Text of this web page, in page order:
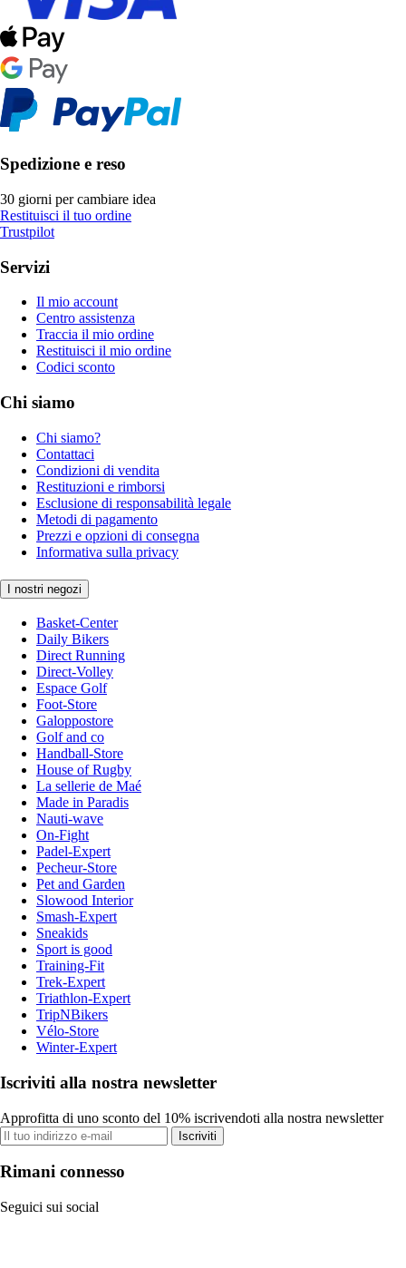
Spedizione e reso
30 giorni per cambiare idea
Restituisci il tuo ordine
Trustpilot
Servizi
Il mio account
Centro assistenza
Traccia il mio ordine
Restituisci il mio ordine
Codici sconto
Chi siamo
Chi siamo?
Contattaci
Condizioni di vendita
Restituzioni e rimborsi
Esclusione di responsabilità legale
Metodi di pagamento
Prezzi e opzioni di consegna
Informativa sulla privacy
I nostri negozi
Basket-Center
Daily Bikers
Direct Running
Direct-Volley
Espace Golf
Foot-Store
Galoppostore
Golf and co
Handball-Store
House of Rugby
La sellerie de Maé
Made in Paradis
Nauti-wave
On-Fight
Padel-Expert
Pecheur-Store
Pet and Garden
Slowood Interior
Smash-Expert
Sneakids
Sport is good
Training-Fit
Trek-Expert
Triathlon-Expert
TripNBikers
Vélo-Store
Winter-Expert
Iscriviti alla nostra newsletter
Approfitta di uno sconto del 10% iscrivendoti alla nostra newsletter
Iscriviti
Rimani connesso
Seguici sui social